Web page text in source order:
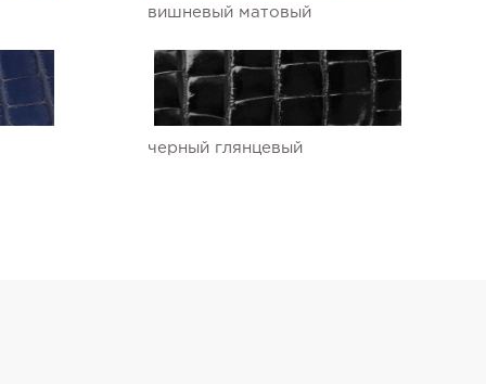
вишневый матовый
черный глянцевый